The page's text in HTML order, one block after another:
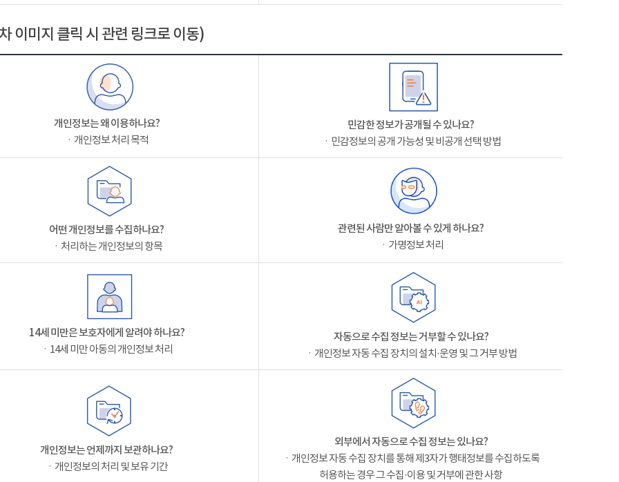
이미지 클릭 시 관련 링크로 이동)
개인정보는 왜 이용하나요?
ㆍ개인정보 처리 목적
민감한 정보가 공개될 수 있나요?
ㆍ민감정보의 공개 가능성 및 비공개 선택 방법
어떤 개인정보를 수집하나요?
ㆍ처리하는 개인정보의 항목
관련된 사람만 알아볼 수 있게 하나요?
ㆍ가명정보 처리
14세 미만은 보호자에게 알려야 하나요?
ㆍ14세 미만 아동의 개인정보 처리
자동으로 수집 정보는 거부할 수 있나요?
ㆍ개인정보 자동 수집 장치의 설치·운영 및 그 거부 방법
개인정보는 언제까지 보관하나요?
ㆍ개인정보의 처리 및 보유 기간
외부에서 자동으로 수집 정보는 있나요?
ㆍ개인정보 자동 수집 장치를 통해 제3자가 행태정보를 수집하도록
허용하는 경우 그 수집·이용 및 거부에 관한 사항